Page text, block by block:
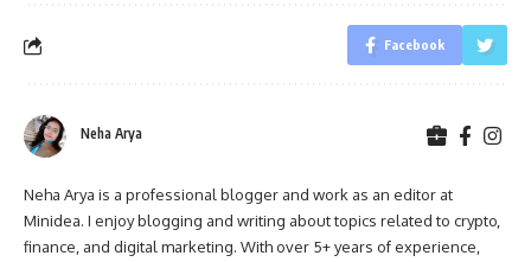
Facebook
Neha Arya
Neha Arya is a professional blogger and work as an editor at
Minidea. I enjoy blogging and writing about topics related to crypto,
finance, and digital marketing. With over 5+ years of experience,